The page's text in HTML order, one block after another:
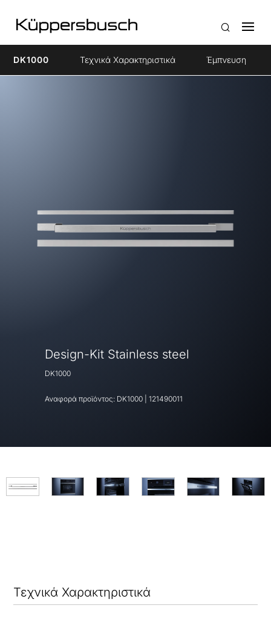
DK1000 Τεχνικά Χαρακτηριστικά Έμπνευση
Design-Kit Stainless steel
DK1000
Αναφορά προϊόντος: DK1000 121490011
Τεχνικά Χαρακτηριστικά